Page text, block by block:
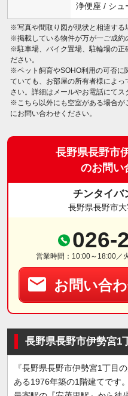
浄便座 / シュ
※写真や間取り図が現状と相違する
※掲載している物件が万が一ご成約
※駐車場、バイク置場、駐輪場の正
ださい。
※ペット飼育やSOHO利用の可否に
ていても、お部屋の所有者様によ
さい。詳細はメールやお電話にてス
※こちら以外にも空室がある場合が
にお問い合わせください。
長野県長野市
のお問い
チンタイバ
長野県長野市
026-
営業時間：10:00～18:00／
お問い合
長野県長野市伊勢宮1
『長野県長野市伊勢宮1丁目
ある1976年築の1階建てです。